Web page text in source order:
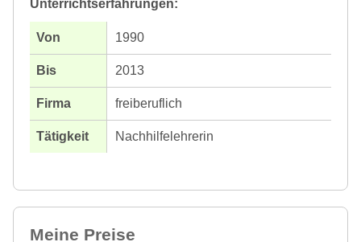
Unterrichtserfahrungen:
1990
2013
freiberuflich
Nachhilfelehrerin
Meine Preise